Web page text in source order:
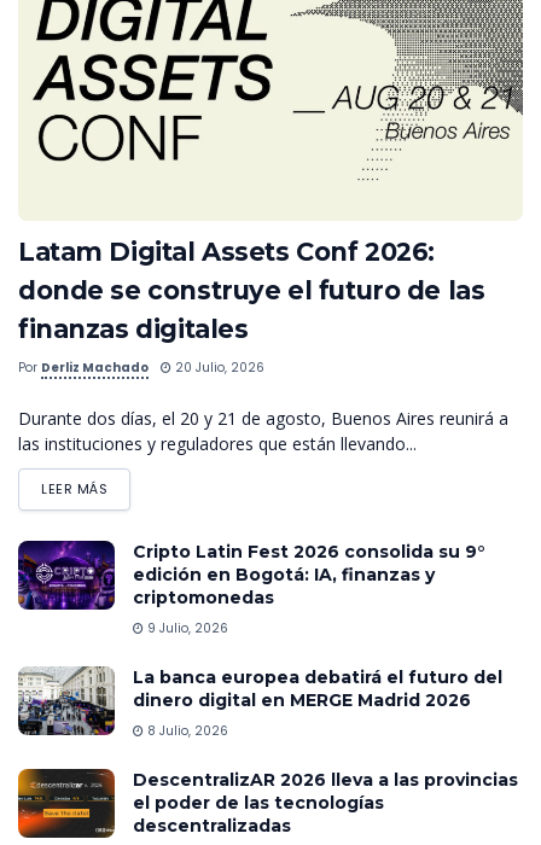
Latam Digital Assets Conf 2026:
donde se construye el futuro de las
finanzas digitales
Por Derliz Machado 20 Julio, 2026
Durante dos días, el 20 y 21 de agosto, Buenos Aires reunirá a
las instituciones y reguladores que están llevando...
LEER MÁS
Cripto Latin Fest 2026 consolida su 9°
edición en Bogotá: IA, finanzas y
criptomonedas
9 Julio, 2026
La banca europea debatirá el futuro del
dinero digital en MERGE Madrid 2026
8 Julio, 2026
DescentralizAR 2026 lleva a las provincias
el poder de las tecnologías
descentralizadas